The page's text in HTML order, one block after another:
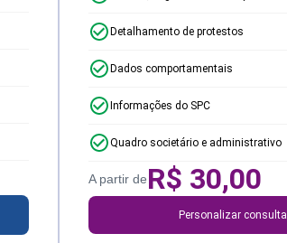
Detalhamento de protestos
Dados comportamentais
Informações do SPC
Quadro societário e administrativo
A partir deR$ 30,00
Personalizar consulta